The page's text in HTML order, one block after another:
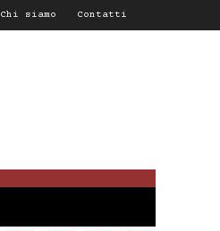
Chi siamo Contatti